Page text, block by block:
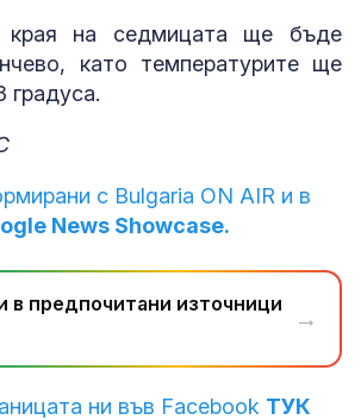
на седмицата ще бъде
като температурите ще
градуса.
с Bulgaria ON AIR и в
News Showcase.
в предпочитани източници
→
ни във Facebook ТУК